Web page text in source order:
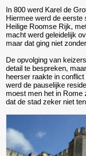
In 800 werd Karel de
Hiermee werd de eerste
Heilige Roomse Rijk,
macht werd geleidelijk
maar dat ging niet
De opvolging van
detail te bespreken,
heerser raakte in
werd de pauselijke
moest men het in Rome
dat de stad zeker niet